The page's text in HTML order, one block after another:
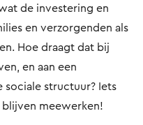
de investering en
en verzorgenden als
Hoe draagt dat bij
en aan een
sociale structuur? Iets
meewerken!